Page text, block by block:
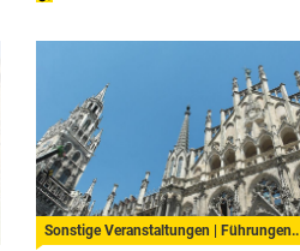
Sonstige Veranstaltungen | Führungen..